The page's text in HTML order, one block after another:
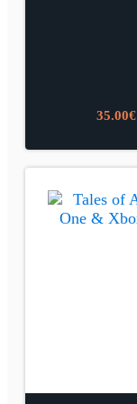
35.00€